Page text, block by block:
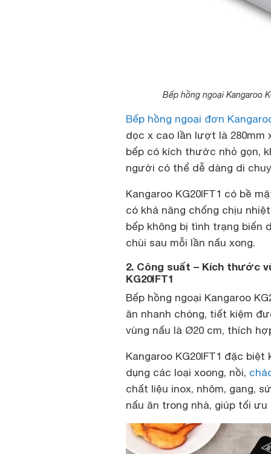
Bếp hồng ngoại Kangaroo
Bếp hồng ngoại đơn
dọc x cao lần lượt là 280mm
bếp có kích thước nhỏ gọn,
người có thể dễ dàng di
Kangaroo KG20IFT1 có bề
có khả năng chống chịu
bếp không bị tình trạng biến
chùi sau mỗi lần nấu xong.
2. Công suất – Kích thước
KG20IFT1
Bếp hồng ngoại Kangaroo
ăn nhanh chóng, tiết kiệm
vùng nấu là Ø20 cm, thích
Kangaroo KG20IFT1 đặc
dụng các loại xoong, nồi,
chất liệu inox, nhôm, gang,
nấu ăn trong nhà, giúp tối ưu